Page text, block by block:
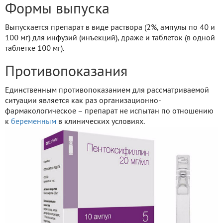
Формы выпуска
Выпускается препарат в виде раствора (2%, ампулы по 40 и
100 мг) для инфузий (инъекций), драже и таблеток (в одной
таблетке 100 мг).
Противопоказания
Единственным противопоказанием для рассматриваемой
ситуации является как раз организационно-
фармакологическое – препарат не испытан по отношению
к беременным в клинических условиях.